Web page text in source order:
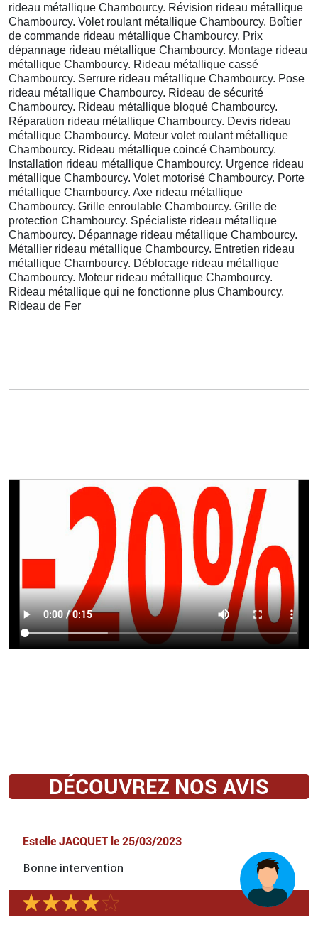
rideau métallique Chambourcy. Révision rideau métallique
Chambourcy. Volet roulant métallique Chambourcy. Boîtier
de commande rideau métallique Chambourcy. Prix
dépannage rideau métallique Chambourcy. Montage rideau
métallique Chambourcy. Rideau métallique cassé
Chambourcy. Serrure rideau métallique Chambourcy. Pose
rideau métallique Chambourcy. Rideau de sécurité
Chambourcy. Rideau métallique bloqué Chambourcy.
Réparation rideau métallique Chambourcy. Devis rideau
métallique Chambourcy. Moteur volet roulant métallique
Chambourcy. Rideau métallique coincé Chambourcy.
Installation rideau métallique Chambourcy. Urgence rideau
métallique Chambourcy. Volet motorisé Chambourcy. Porte
métallique Chambourcy. Axe rideau métallique
Chambourcy. Grille enroulable Chambourcy. Grille de
protection Chambourcy. Spécialiste rideau métallique
Chambourcy. Dépannage rideau métallique Chambourcy.
Métallier rideau métallique Chambourcy. Entretien rideau
métallique Chambourcy. Déblocage rideau métallique
Chambourcy. Moteur rideau métallique Chambourcy.
Rideau métallique qui ne fonctionne plus Chambourcy.
Rideau de Fer
DÉCOUVREZ NOS AVIS
Estelle JACQUET le 25/03/2023
Bonne intervention